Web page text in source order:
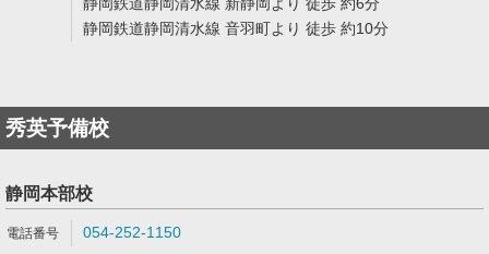
静岡鉄道静岡清水線 音羽町より 徒歩 約10分
秀英予備校
静岡本部校
054-252-1150